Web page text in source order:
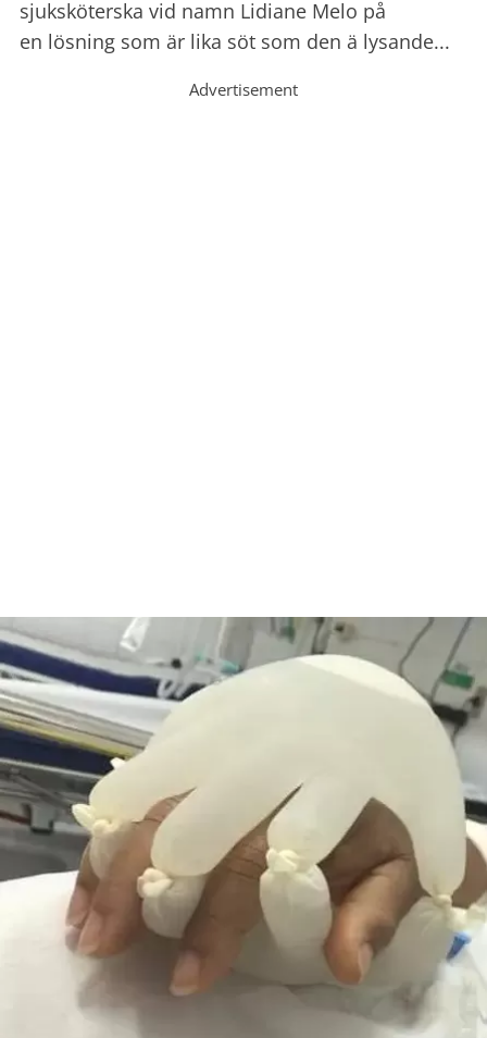
sjuksköterska vid namn Lidiane Melo på
en lösning som är lika söt som den ä lysande...
Advertisement